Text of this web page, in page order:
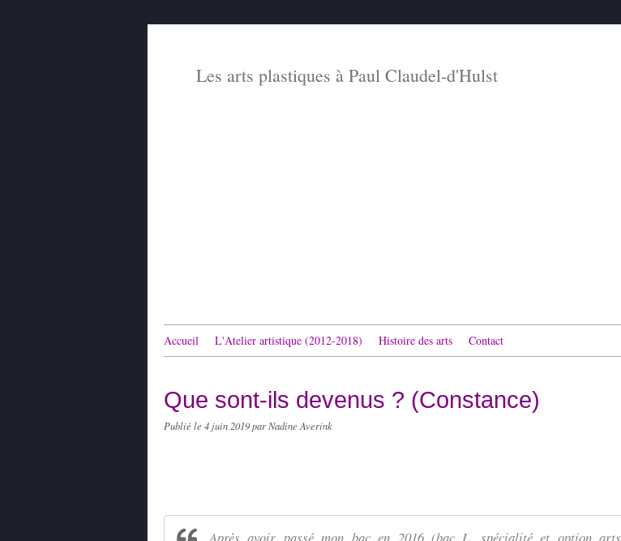
Les arts plastiques à Paul Claudel-d'Hulst
Accueil L'Atelier artistique (2012-2018) Histoire des arts Contact
Que sont-ils devenus ? (Constance)
Publié le 4 juin 2019par Nadine Averink